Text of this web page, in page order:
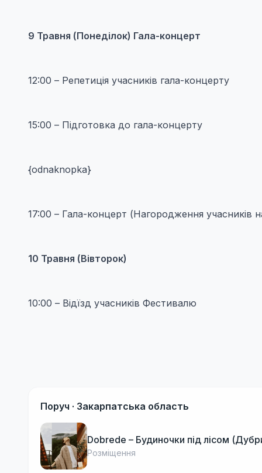
9 Травня (Понеділок) Гала-концерт
12:00 – Репетиція учасників гала-концерту
15:00 – Підготовка до гала-концерту
{odnaknopka}
17:00 – Гала-концерт (Нагородження учасників
10 Травня (Вівторок)
10:00 – Відїзд учасників Фестивалю
Поруч · Закарпатська область
Dobrede – Будиночки під лісом
Розміщення